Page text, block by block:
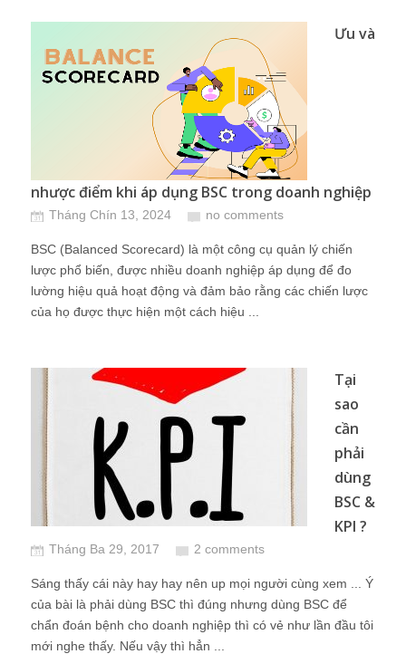
Ưu và
nhược điểm khi áp dụng BSC trong doanh nghiệp
Tháng Chín 13, 2024 no comments
BSC (Balanced Scorecard) là một công cụ quản lý chiến
lược phổ biến, được nhiều doanh nghiệp áp dụng để đo
lường hiệu quả hoạt động và đảm bảo rằng các chiến lược
của họ được thực hiện một cách hiệu ...
Tại
sao
cần
phải
dùng
BSC &
KPI ?
Tháng Ba 29, 2017 2 comments
Sáng thấy cái này hay hay nên up mọi người cùng xem ... Ý
của bài là phải dùng BSC thì đúng nhưng dùng BSC để
chẩn đoán bệnh cho doanh nghiệp thì có vẻ như lần đầu tôi
mới nghe thấy. Nếu vậy thì hẳn ...